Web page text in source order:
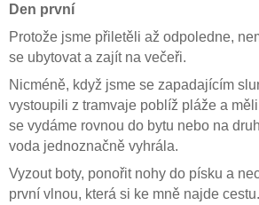
Den první
Protože jsme přiletěli až odpoledne,
se ubytovat a zajít na večeři.
Nicméně, když jsme se zapadajícím
vystoupili z tramvaje poblíž pláže a
se vydáme rovnou do bytu nebo na
voda jednoznačně vyhrála.
Vyzout boty, ponořit nohy do písku a
první vlnou, která si ke mně najde